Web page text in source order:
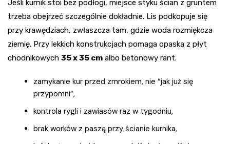
Jeśli kurnik stoi bez podłogi, miejsce styku ścian z gruntem
trzeba obejrzeć szczególnie dokładnie. Lis podkopuje się
przy krawędziach, zwłaszcza tam, gdzie woda rozmiękcza
ziemię. Przy lekkich konstrukcjach pomaga opaska z płyt
chodnikowych 35 x 35 cm albo betonowy rant.
zamykanie kur przed zmrokiem, nie “jak już się
przypomni”,
kontrola rygli i zawiasów raz w tygodniu,
brak worków z paszą przy ścianie kurnika,